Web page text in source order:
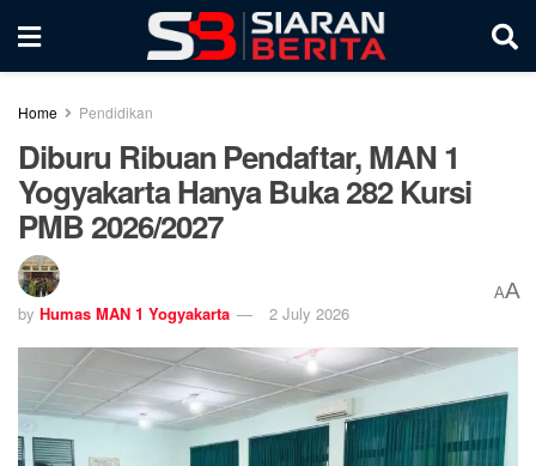
Home Pendidikan
Diburu Ribuan Pendaftar, MAN 1
Yogyakarta Hanya Buka 282 Kursi
PMB 2026/2027
by Humas MAN 1 Yogyakarta 2 July 2026
AA